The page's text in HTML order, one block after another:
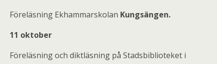
Föreläsning Ekhammarskolan Kungsängen.
11 oktober
Föreläsning och diktläsning på Stadsbiblioteket i